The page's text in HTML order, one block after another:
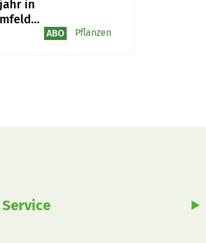
in
ABO Pflanzen
Service